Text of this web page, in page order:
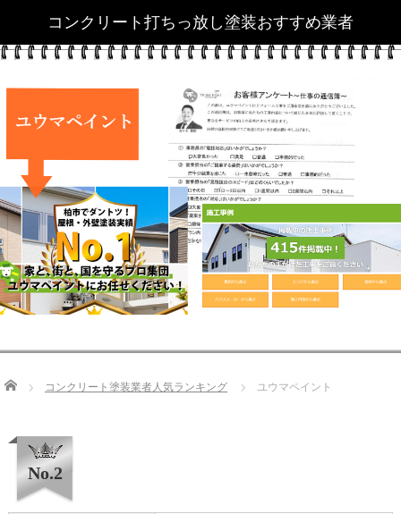
Home コンクリート塗装業者人気ランキング ユウマペイント
No.2